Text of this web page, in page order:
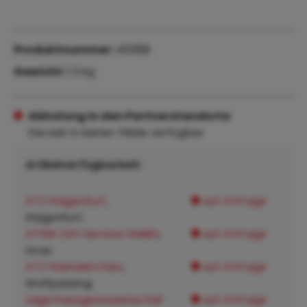
Abholung in den Partnerstandorte
Derzeit in keiner Filiale verfügbar
Artikelverfügbarkeit:
ATZ Klagenfurt
Klagenfurt:
auf Anfrage
ATSW 24h Service GMBH auf Anfrage
ATZ Steinakirchen
Wolfpassing:
auf Anfrage
Lagerhausgenossenschaf
auf Anfrage
Produktnummer:
Gewicht:
1.3 kg